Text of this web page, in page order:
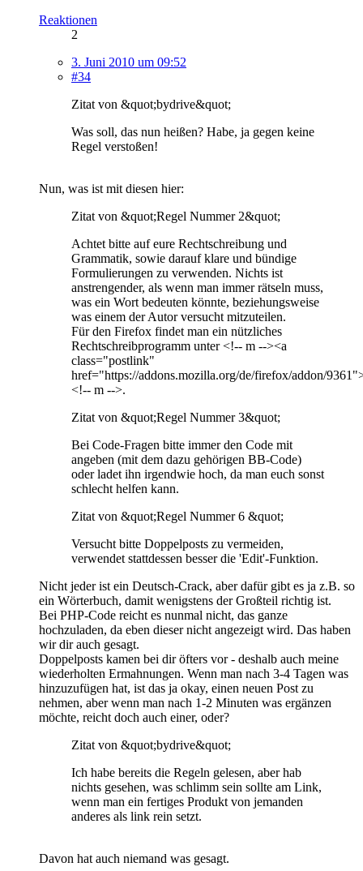
Reaktionen
2
3. Juni 2010 um 09:52
#34
Zitat von &quot;bydrive&quot;
Was soll, das nun heißen? Habe, ja gegen keine
Regel verstoßen!
Nun, was ist mit diesen hier:
Zitat von &quot;Regel Nummer 2&quot;
Achtet bitte auf eure Rechtschreibung und
Grammatik, sowie darauf klare und bündige
Formulierungen zu verwenden. Nichts ist
anstrengender, als wenn man immer rätseln muss,
was ein Wort bedeuten könnte, beziehungsweise
was einem der Autor versucht mitzuteilen.
Für den Firefox findet man ein nützliches
Rechtschreibprogramm unter <!-- m --><a
class="postlink"
href="https://addons.mozilla.org/de/firefox/addon/
<!-- m -->.
Zitat von &quot;Regel Nummer 3&quot;
Bei Code-Fragen bitte immer den Code mit
angeben (mit dem dazu gehörigen BB-Code)
oder ladet ihn irgendwie hoch, da man euch sonst
schlecht helfen kann.
Zitat von &quot;Regel Nummer 6 &quot;
Versucht bitte Doppelposts zu vermeiden,
verwendet stattdessen besser die 'Edit'-Funktion.
Nicht jeder ist ein Deutsch-Crack, aber dafür gibt es ja z.B. so
ein Wörterbuch, damit wenigstens der Großteil richtig ist.
Bei PHP-Code reicht es nunmal nicht, das ganze
hochzuladen, da eben dieser nicht angezeigt wird. Das haben
wir dir auch gesagt.
Doppelposts kamen bei dir öfters vor - deshalb auch meine
wiederholten Ermahnungen. Wenn man nach 3-4 Tagen was
hinzuzufügen hat, ist das ja okay, einen neuen Post zu
nehmen, aber wenn man nach 1-2 Minuten was ergänzen
möchte, reicht doch auch einer, oder?
Zitat von &quot;bydrive&quot;
Ich habe bereits die Regeln gelesen, aber hab
nichts gesehen, was schlimm sein sollte am Link,
wenn man ein fertiges Produkt von jemanden
anderes als link rein setzt.
Davon hat auch niemand was gesagt.